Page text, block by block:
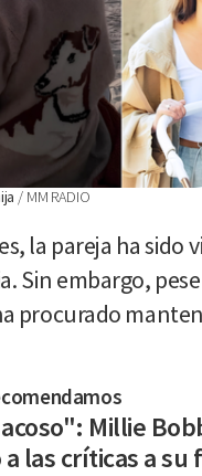
MM RADIO
la pareja ha sido
Sin embargo,
procurado
Millie
las críticas a su